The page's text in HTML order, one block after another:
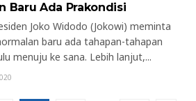
Baru Ada Prakondisi
Joko Widodo (Jokowi) meminta
baru ada tahapan-tahapan
menuju ke sana. Lebih lanjut,...